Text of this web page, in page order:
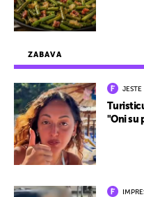
ZABAVA
JESTE
"Oni su